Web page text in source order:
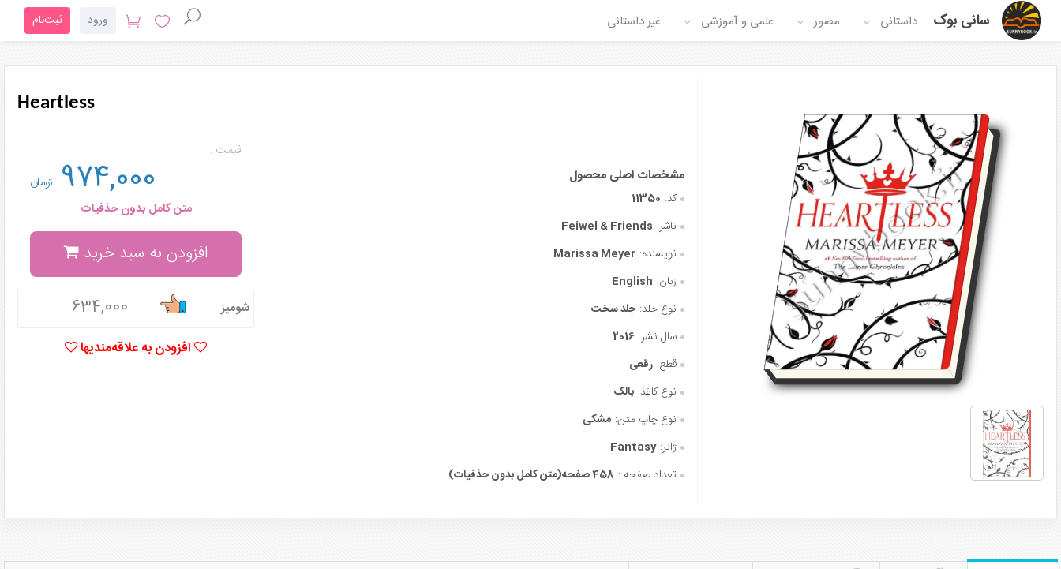
سانی بوک داستانی مصور علمی و آموزشی غیر داستانی ورود ثبت‌نام
Heartless
کد: 11350
ناشر: Feiwel & Friends
نویسنده: Marissa Meyer
زبان: English
نوع جلد: جلد سخت
سال نشر: 2016
قطع: رقعی
نوع کاغذ: بالک
نوع چاپ متن: مشکی
ژانر: Fantasy
تعداد صفحه : 458 صفحه(متن کامل بدون حذفیات)
قیمت :
974,000 تومان
متن کامل بدون حذفیات
افزودن به سبد خرید
شومیز 634,000
افزودن به علاقه‌مندیها